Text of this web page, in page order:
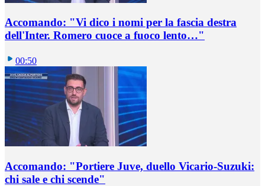
Accomando: "Vi dico i nomi per la fascia destra
dell'Inter. Romero cuoce a fuoco lento…"
00:50
Accomando: "Portiere Juve, duello Vicario-Suzuki:
chi sale e chi scende"